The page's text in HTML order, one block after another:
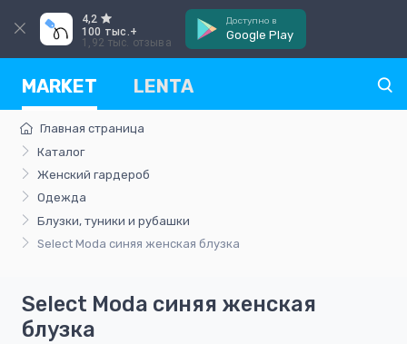
4,2
100 тыс.+
1,92 тыс. отзыва
Доступно в
Google Play
MARKET LENTA
Главная страница
Каталог
Женский гардероб
Одежда
Блузки, туники и рубашки
Select Moda синяя женская блузка
Select Moda синяя женская
блузка